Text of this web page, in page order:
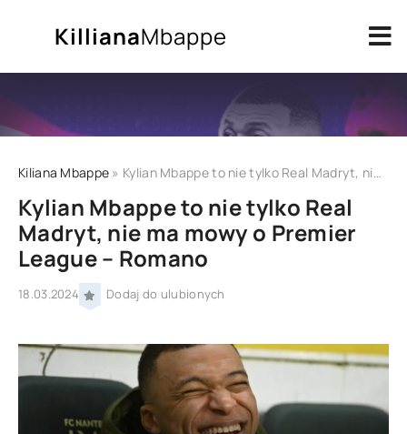
KillianaMbappe
Kiliana Mbappe » Kylian Mbappe to nie tylko Real Madryt, nie
Kylian Mbappe to nie tylko Real
Madryt, nie ma mowy o Premier
League – Romano
18.03.2024 Dodaj do ulubionych